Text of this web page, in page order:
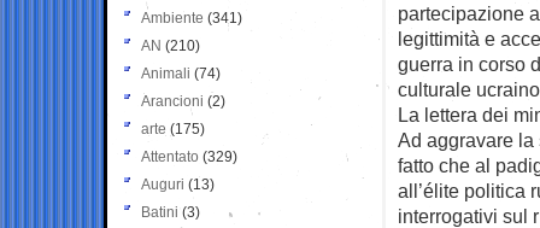
partecipazione
legittimità e
guerra in corso
culturale
La lettera dei
Ad aggravare
fatto che al
all’élite politica
interrogativi sul
Ambiente (341)
AN (210)
Animali (74)
Arancioni (2)
arte (175)
Attentato (329)
Auguri (13)
Batini (3)